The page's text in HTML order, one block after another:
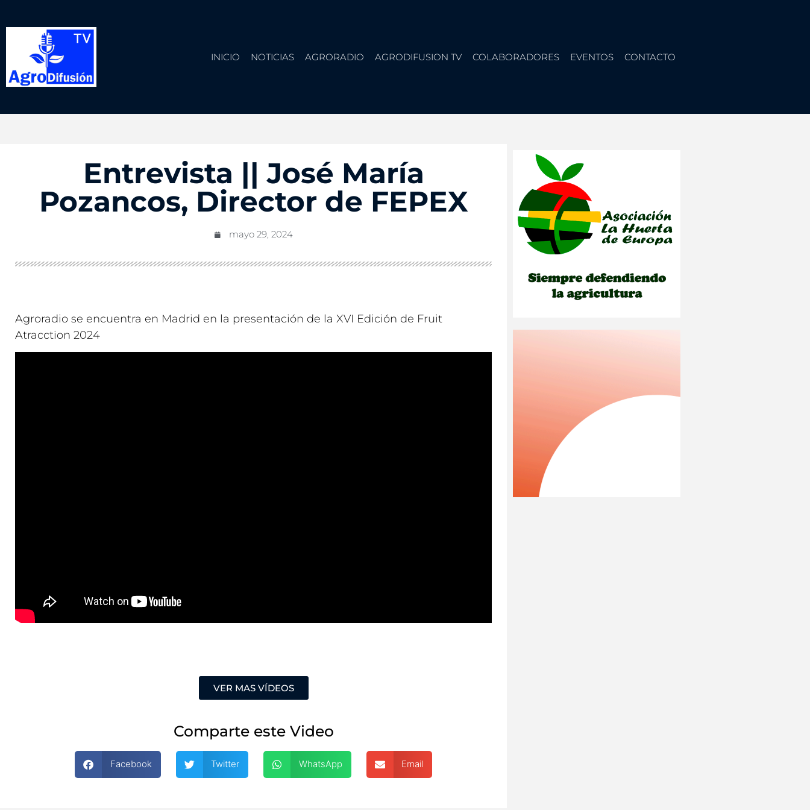
INICIO NOTICIAS AGRORADIO AGRODIFUSION TV COLABORADORES EVENTOS CONTACTO
Entrevista || José María
Pozancos, Director de FEPEX
mayo 29, 2024
Agroradio se encuentra en Madrid en la presentación de la XVI Edición de Fruit
Atracction 2024
VER MAS VÍDEOS
Comparte este Video
Facebook Twitter WhatsApp Email